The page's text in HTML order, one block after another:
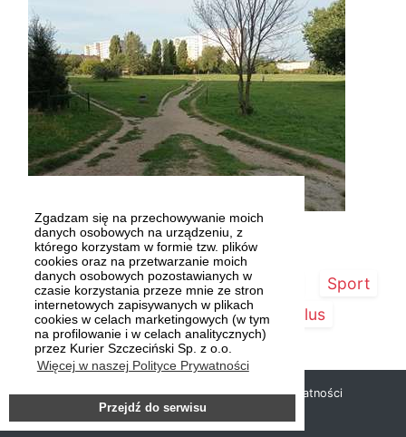
Zgadzam się na przechowywanie moich
danych osobowych na urządzeniu, z
którego korzystam w formie tzw. plików
cookies oraz na przetwarzanie moich
danych osobowych pozostawianych w
czasie korzystania przeze mnie ze stron
internetowych zapisywanych w plikach
cookies w celach marketingowych (w tym
na profilowanie i w celach analitycznych)
przez Kurier Szczeciński Sp. z o.o.
Więcej w naszej Polityce Prywatności
Przejdź do serwisu
Fot. Mirosław WINCONEK
Strona główna Szczecin/Region
Sport
Kultura
Kurier Plus
Copyright © 2019 Kurier Szczeciński |Polityka prywatności